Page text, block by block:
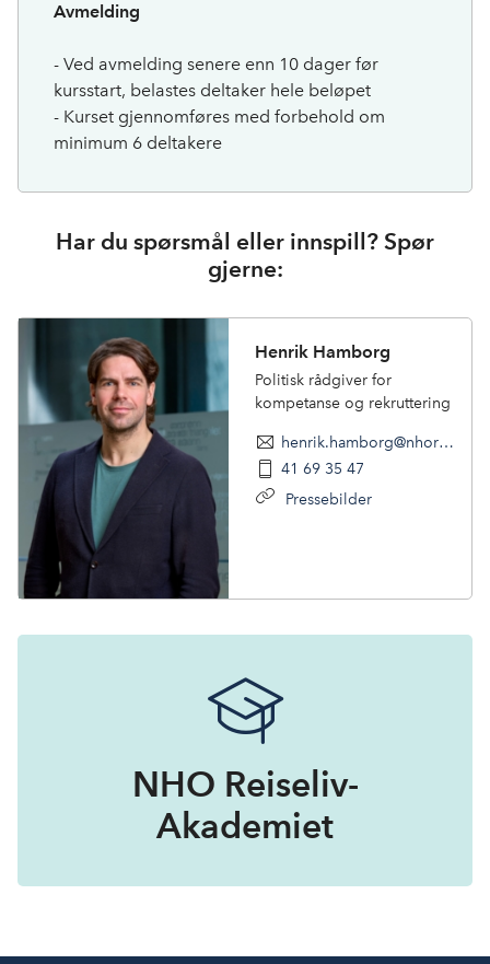
Avmelding
- Ved avmelding senere enn 10 dager før
kursstart, belastes deltaker hele beløpet
- Kurset gjennomføres med forbehold om
minimum 6 deltakere
Har du spørsmål eller innspill? Spør
gjerne:
Henrik Hamborg
Politisk rådgiver for
kompetanse og rekruttering
henrik.hamborg@nhoreiseliv.no
41 69 35 47
Pressebilder
NHO Reiseliv-
Akademiet